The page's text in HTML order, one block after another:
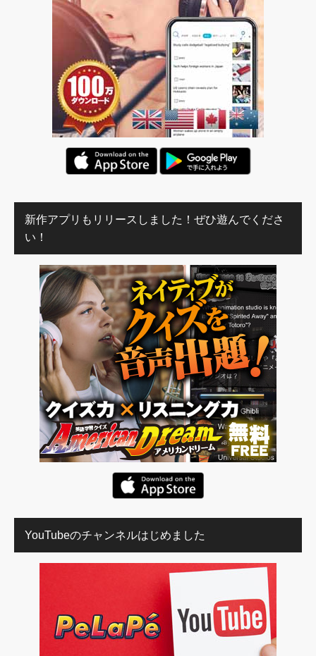
新作アプリもリリースしました！ぜひ遊んでくださ
い！
YouTubeのチャンネルはじめました